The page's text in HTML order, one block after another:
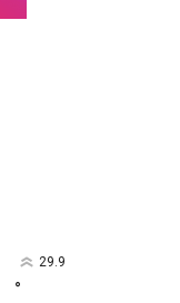
29.9
°